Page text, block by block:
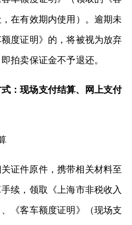
在有效期内使用）。逾期未
度证明》的，将被视为放弃
拍卖保证金不予退还。
：现场支付结算、网上支付
件原件，携带相关材料至
续，领取《上海市非税收入
《客车额度证明》（现场支